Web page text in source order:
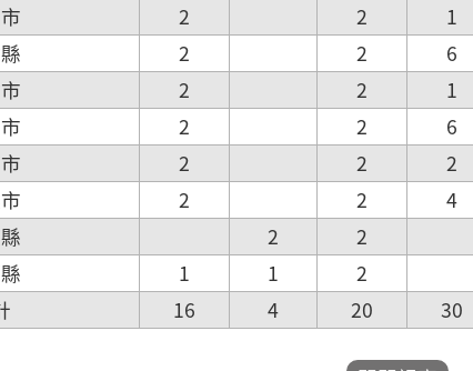
2 2 1
2 2 6
2 2 1
2 2 6
2 2 2
2 2 4
2 2
1 1 2
16 4 20 30